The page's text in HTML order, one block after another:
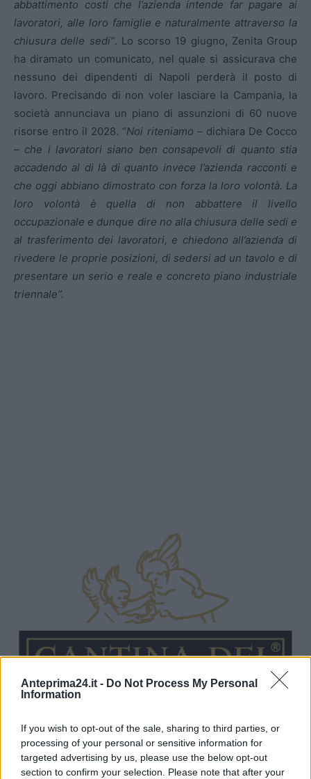
Anteprima24.it - Do Not Process My Personal
Information
If you wish to opt-out of the sale, sharing to third parties, or
processing of your personal or sensitive information for
targeted advertising by us, please use the below opt-out
section to confirm your selection. Please note that after your
abbattimento costi che l’azienda intende far pagare ai
lavoratori, alle loro famiglie e naturalmente attraverso la
chiusura delle sedi”. Lo scorso 19 giugno, Zenita Group
ha diramato un comunicato, nel quale si assicurava che
nessuno dei dipendenti di Napoli perderà il posto di
lavoro. Precisando di non voler lasciare la Campania, la
società annunciava un piano di assunzioni di 60 nuove
risorse entro il 2028. “Noi riteniamo – dichiara De Cocco
– che i lavoratori siano ben consapevoli di quanto stia
accadendo al di là di quanto invece l’azienda racconti e
che oggi abbiano dimostrato con forza la loro volontà. La
loro volontà è quella di non abbattere il livello
occupazionale e dunque dire no alla chiusura delle sedi e
al trasferimento dei lavoratori, e chiedono all’azienda di
rivedere le proprie posizioni, di sedersi ad un tavolo e di
presentare un serio e reale e concreto piano industriale
triennale”.